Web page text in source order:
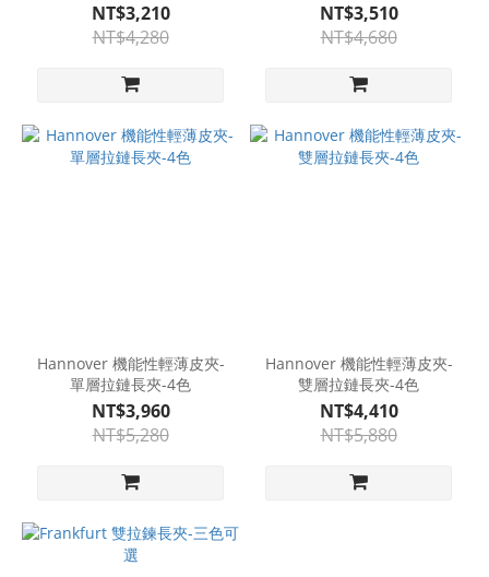
NT$3,210
NT$4,280
NT$3,510
NT$4,680
Hannover 機能性輕薄皮夾-
單層拉鏈長夾-4色
NT$3,960
NT$5,280
Hannover 機能性輕薄皮夾-
雙層拉鏈長夾-4色
NT$4,410
NT$5,880